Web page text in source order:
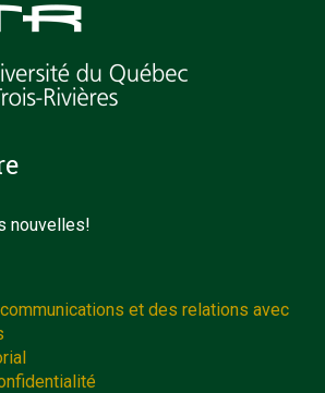
nouvelles!
et des relations avec